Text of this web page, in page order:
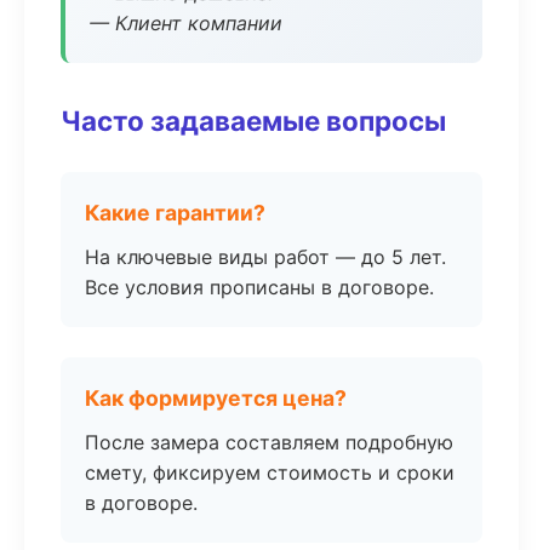
— Клиент компании
Часто задаваемые вопросы
Какие гарантии?
На ключевые виды работ — до 5 лет.
Все условия прописаны в договоре.
Как формируется цена?
После замера составляем подробную
смету, фиксируем стоимость и сроки
в договоре.